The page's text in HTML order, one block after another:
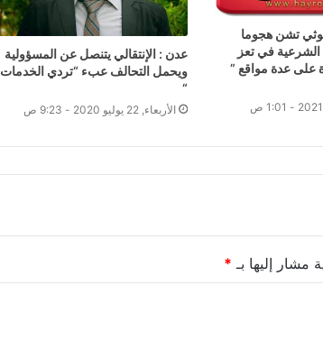
تشن هجوما
في تعز
على عدة مواقع ”
عدن : الإنتقالي يتنصل عن المسؤولية
ويحمل التحالف عبء “تردي الخدمات
“
الأربعاء, 22 يوليو 2020 - 9:23 ص
مشار إليها بـ *